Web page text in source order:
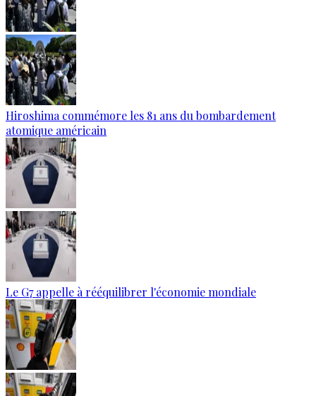
Hiroshima commémore les 81 ans du bombardement
atomique américain
Le G7 appelle à rééquilibrer l'économie mondiale